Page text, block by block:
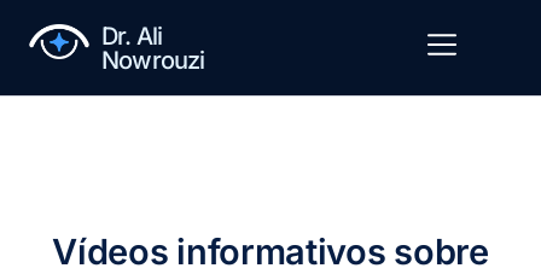
Dr. Ali
Nowrouzi
Vídeos informativos sobre